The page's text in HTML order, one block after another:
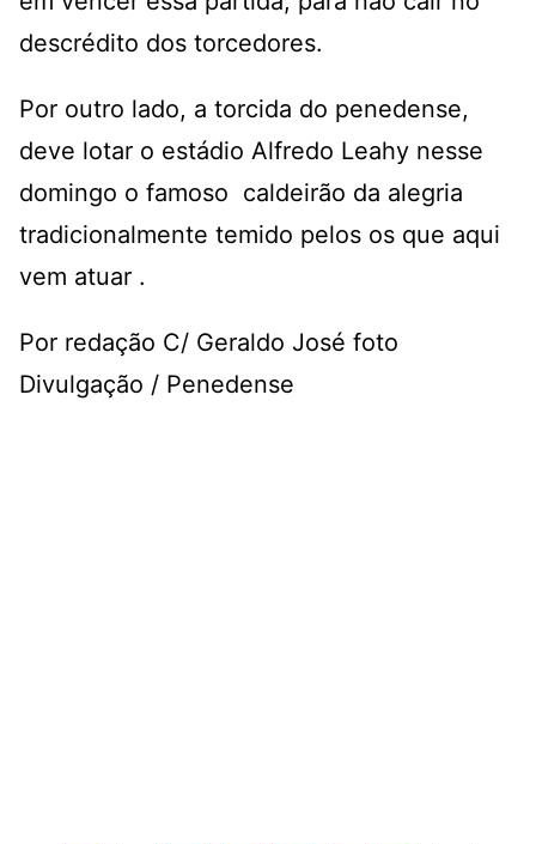
descrédito dos torcedores.
Por outro lado, a torcida do penedense,
deve lotar o estádio Alfredo Leahy nesse
domingo o famoso caldeirão da alegria
tradicionalmente temido pelos os que aqui
vem atuar .
Por redação C/ Geraldo José foto
Divulgação / Penedense